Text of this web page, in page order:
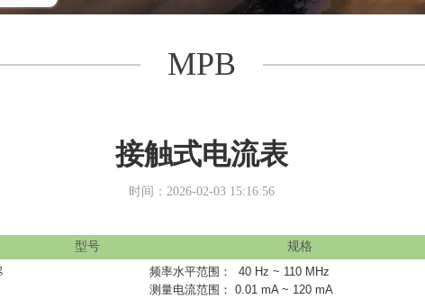
MPB
接触式电流表
时间：2026-02-03 15:16:56
型号 规格
频率水平范围：
40 Hz ~ 110 MHz
测量电流范围： 0.01 mA ~ 120 mA